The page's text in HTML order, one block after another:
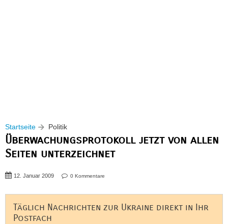
Startseite Politik
Überwachungsprotokoll jetzt von allen
Seiten unterzeichnet
12. Januar 2009 0 Kommentare
Täglich Nachrichten zur Ukraine direkt in Ihr
Postfach